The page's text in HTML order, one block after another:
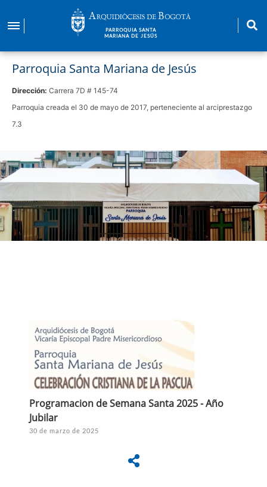
contenido
principal
PARROQUIA SANTA
MARIANA DE JESÚS
Parroquia Santa Mariana de Jesús
Dirección: Carrera 7D # 145-74
Parroquia creada el 30 de mayo de 2017, perteneciente al arciprestazgo
7.3
Programacion de Semana Santa 2025 - Año
Jubilar
30 de marzo de 2025